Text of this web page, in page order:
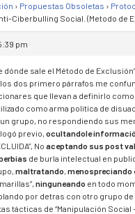
› Propuestas Obsoletas ›
Ciberbulling Social. (Metodo de
pm
dónde sale el Método de
los dos primero párrafos me
que llevan a definirlo
como arma politica de
grupo, no respondiendo sus
previo, ocultandole
No aceptando sus post
de burla intelectual en
maltratando, menospreciando
ninguneando en todo
por detras con otro grupo
tácticas de “Manipulación Social